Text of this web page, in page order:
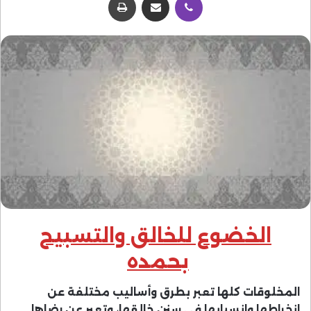
الخضوع للخالق والتسبيح
بحمده
المخلوقات كلها تعبر بطرق وأساليب مختلفة عن